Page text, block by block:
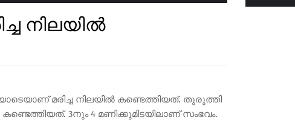
നിലയിൽ
മരിച്ച നിലയിൽ കണ്ടെത്തിയത്. തുരുത്തി
കണ്ടെത്തിയത്. 3നും 4 മണിക്കുമിടയിലാണ് സംഭവം.